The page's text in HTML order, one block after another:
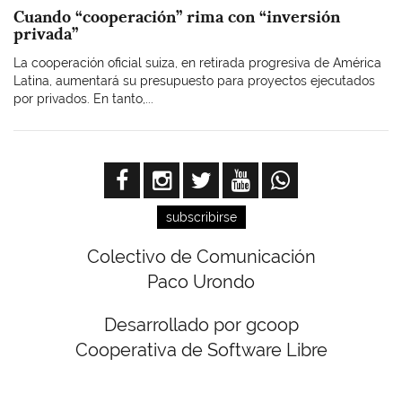
Cuando “cooperación” rima con “inversión
privada”
La cooperación oficial suiza, en retirada progresiva de América
Latina, aumentará su presupuesto para proyectos ejecutados
por privados. En tanto,...
subscribirse
Colectivo de Comunicación
Paco Urondo
Desarrollado por gcoop
Cooperativa de Software Libre